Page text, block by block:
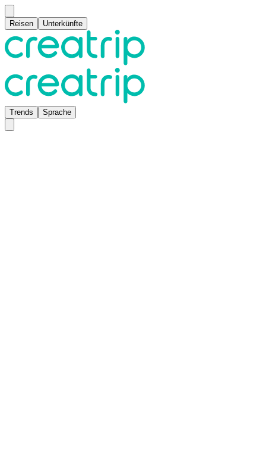
Reisen Unterkünfte
Trends Sprache